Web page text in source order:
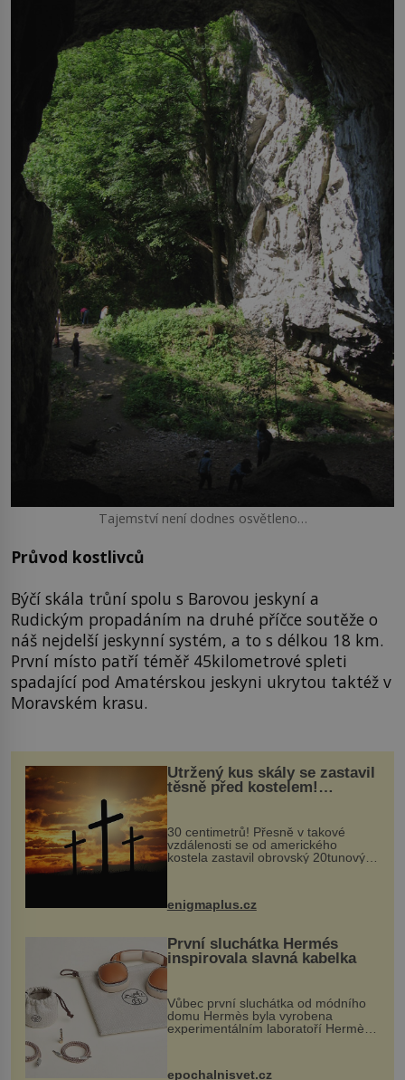
Tajemství není dodnes osvětleno…
Průvod kostlivců
Býčí skála trůní spolu s Barovou jeskyní a
Rudickým propadáním na druhé příčce soutěže o
náš nejdelší jeskynní systém, a to s délkou 18 km.
První místo patří téměř 45kilometrové spleti
spadající pod Amatérskou jeskyni ukrytou taktéž v
Moravském krasu.
Utržený kus skály se zastavil
těsně před kostelem!
Ochránila ho boží síla?
30 centimetrů! Přesně v takové
vzdálenosti se od amerického
kostela zastavil obrovský 20tunový
...
enigmaplus.cz
První sluchátka Hermés
inspirovala slavná kabelka
Vůbec první sluchátka od módního
domu Hermès byla vyrobena
experimentálním laboratoří Hermès
epochalnisvet.cz